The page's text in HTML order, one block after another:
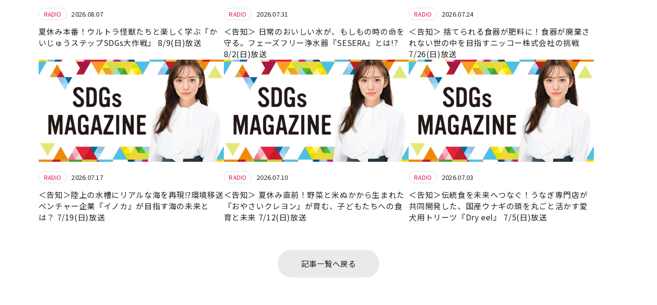
RADIO 2026.08.07
夏休み本番！ウルトラ怪獣たちと楽しく学ぶ『か
いじゅうステップSDGs大作戦』 8/9(日)放送
RADIO 2026.07.31
＜告知＞ 日常のおいしい水が、もしもの時の命を
守る。フェーズフリー浄水器『SESERA』とは!?
8/2(日)放送
RADIO 2026.07.24
＜告知＞ 捨てられる食器が肥料に！食器が廃棄さ
れない世の中を目指すニッコー株式会社の挑戦
7/26(日)放送
RADIO 2026.07.17
＜告知＞陸上の水槽にリアルな海を再現⁉環境移送
ベンチャー企業『イノカ』が目指す海の未来と
は？ 7/19(日)放送
RADIO 2026.07.10
＜告知＞ 夏休み直前！野菜と米ぬかから生まれた
『おやさいクレヨン』が育む、子どもたちへの食
育と未来 7/12(日)放送
RADIO 2026.07.03
＜告知＞伝統食を未来へつなぐ！うなぎ専門店が
共同開発した、国産ウナギの頭を丸ごと活かす愛
犬用トリーツ『Dry eel』 7/5(日)放送
記事一覧へ戻る